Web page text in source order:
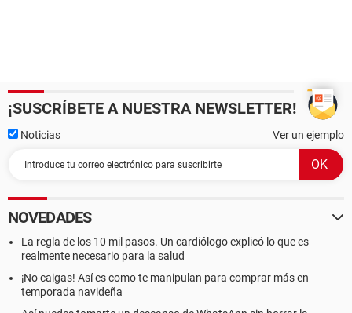
¡SUSCRÍBETE A NUESTRA NEWSLETTER!
Noticias Ver un ejemplo
NOVEDADES
La regla de los 10 mil pasos. Un cardiólogo explicó lo que es
realmente necesario para la salud
¡No caigas! Así es como te manipulan para comprar más en
temporada navideña